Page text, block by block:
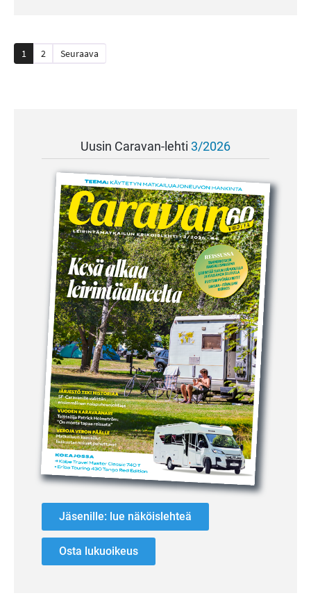
Artikkelien
1 2 Seuraava
Uusin Caravan-lehti 3/2026
Jäsenille: lue näköislehteä
Osta lukuoikeus